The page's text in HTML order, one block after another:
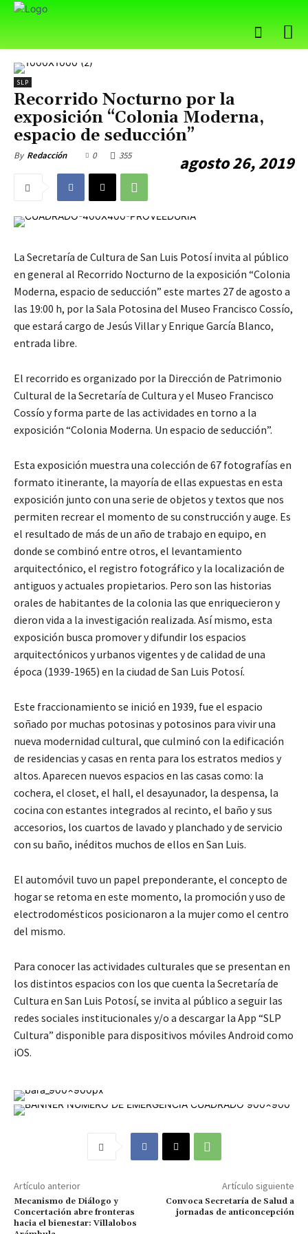
SLP
Recorrido Nocturno por la
exposición “Colonia Moderna,
espacio de seducción”
By Redacción agosto 26, 2019
0 355
La Secretaría de Cultura de San Luis Potosí invita al público
en general al Recorrido Nocturno de la exposición “Colonia
Moderna, espacio de seducción” este martes 27 de agosto a
las 19:00 h, por la Sala Potosina del Museo Francisco Cossío,
que estará cargo de Jesús Villar y Enrique García Blanco,
entrada libre.
El recorrido es organizado por la Dirección de Patrimonio
Cultural de la Secretaría de Cultura y el Museo Francisco
Cossío y forma parte de las actividades en torno a la
exposición “Colonia Moderna. Un espacio de seducción”.
Esta exposición muestra una colección de 67 fotografías en
formato itinerante, la mayoría de ellas expuestas en esta
exposición junto con una serie de objetos y textos que nos
permiten recrear el momento de su construcción y auge. Es
el resultado de más de un año de trabajo en equipo, en
donde se combinó entre otros, el levantamiento
arquitectónico, el registro fotográfico y la localización de
antiguos y actuales propietarios. Pero son las historias
orales de habitantes de la colonia las que enriquecieron y
dieron vida a la investigación realizada. Así mismo, esta
exposición busca promover y difundir los espacios
arquitectónicos y urbanos vigentes y de calidad de una
época (1939-1965) en la ciudad de San Luis Potosí.
Este fraccionamiento se inició en 1939, fue el espacio
soñado por muchas potosinas y potosinos para vivir una
nueva modernidad cultural, que culminó con la edificación
de residencias y casas en renta para los estratos medios y
altos. Aparecen nuevos espacios en las casas como: la
cochera, el closet, el hall, el desayunador, la despensa, la
cocina con estantes integrados al recinto, el baño y sus
accesorios, los cuartos de lavado y planchado y de servicio
con su baño, inéditos muchos de ellos en San Luis.
El automóvil tuvo un papel preponderante, el concepto de
hogar se retoma en este momento, la promoción y uso de
electrodomésticos posicionaron a la mujer como el centro
del mismo.
Para conocer las actividades culturales que se presentan en
los distintos espacios con los que cuenta la Secretaría de
Cultura en San Luis Potosí, se invita al público a seguir las
redes sociales institucionales y/o a descargar la App “SLP
Cultura” disponible para dispositivos móviles Android como
iOS.
Artículo anterior
Mecanismo de Diálogo y
Concertación abre fronteras
hacia el bienestar: Villalobos
Artículo siguiente
Convoca Secretaría de Salud a
jornadas de anticoncepción